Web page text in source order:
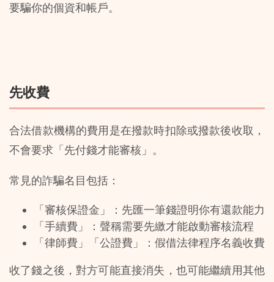
要騙你的個資和帳戶。
先收費
合法借款機構的費用是在撥款時扣除或撥款後收取，
不會要求「先付錢才能審核」。
常見的詐騙名目包括：
「審核保證金」：先匯一筆錢證明你有還款能力
「手續費」：聲稱需要先繳才能啟動審核流程
「律師費」「公證費」：假借法律程序名義收費
收了錢之後，對方可能直接消失，也可能繼續用其他